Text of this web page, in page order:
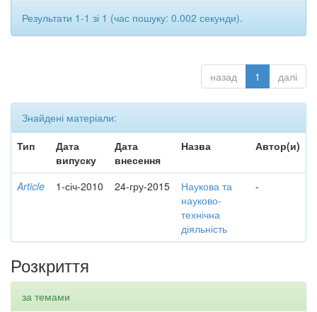
Результати 1-1 зі 1 (час пошуку: 0.002 секунди).
назад 1 далі
Знайдені матеріали:
Тип
Дата
випуску
Дата
внесення
Назва Автор(и)
Article 1-січ-2010 24-гру-2015
Наукова та
науково-
технічна
діяльність
-
Розкриття
за темами